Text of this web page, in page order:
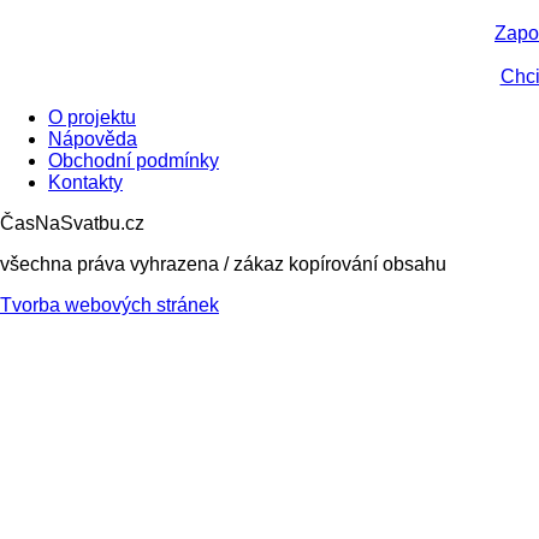
O projektu
Nápověda
Obchodní podmínky
Kontakty
ČasNaSvatbu.cz
všechna práva vyhrazena / zákaz kopírování obsahu
Tvorba webových stránek